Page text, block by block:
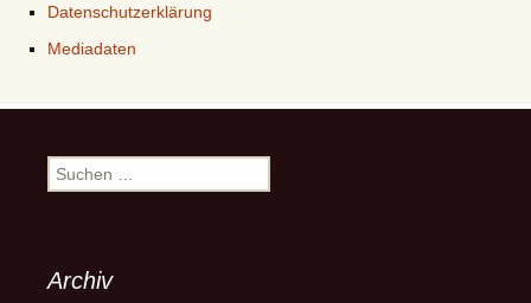
Datenschutzerklärung
Mediadaten
Suchen
nach:
Archiv